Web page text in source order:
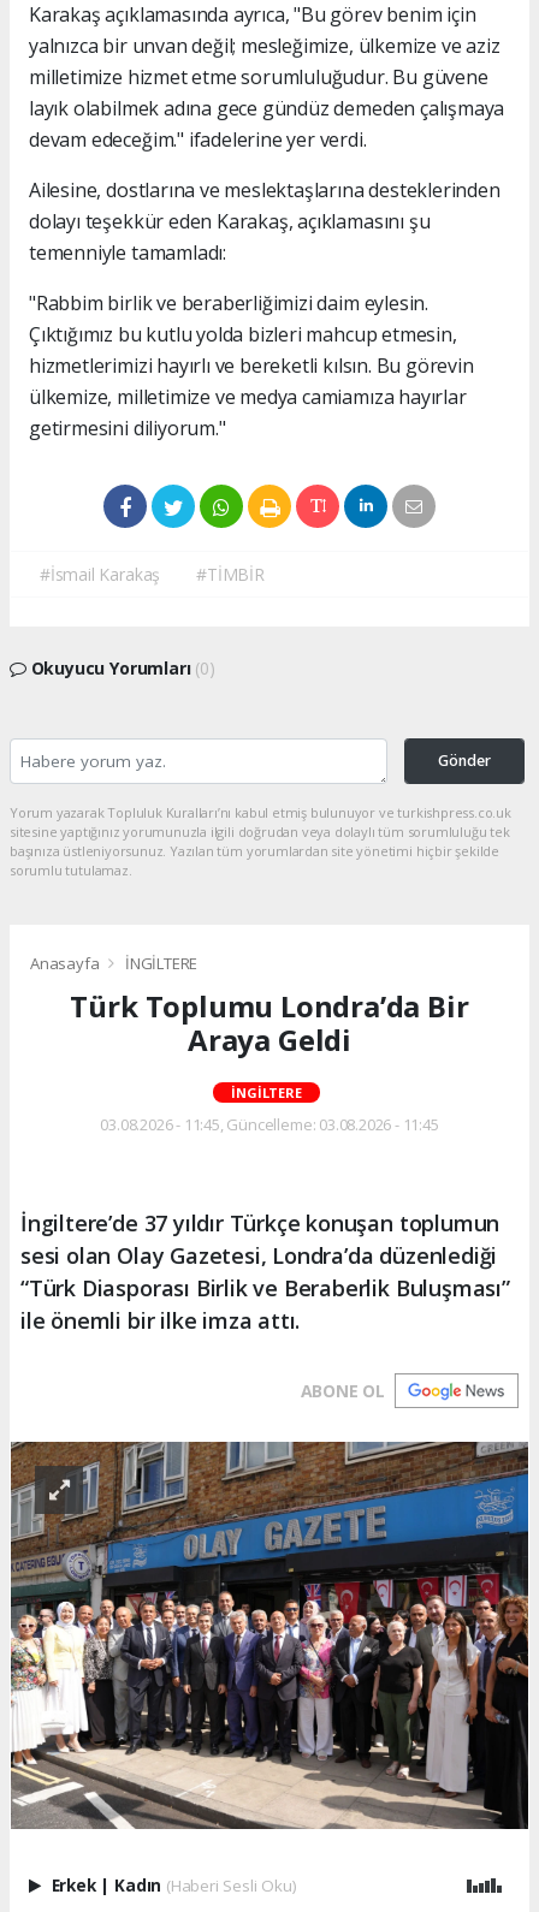
Karakaş açıklamasında ayrıca, "Bu görev benim için
yalnızca bir unvan değil; mesleğimize, ülkemize ve aziz
milletimize hizmet etme sorumluluğudur. Bu güvene
layık olabilmek adına gece gündüz demeden çalışmaya
devam edeceğim." ifadelerine yer verdi.
Ailesine, dostlarına ve meslektaşlarına desteklerinden
dolayı teşekkür eden Karakaş, açıklamasını şu
temenniyle tamamladı:
"Rabbim birlik ve beraberliğimizi daim eylesin.
Çıktığımız bu kutlu yolda bizleri mahcup etmesin,
hizmetlerimizi hayırlı ve bereketli kılsın. Bu görevin
ülkemize, milletimize ve medya camiamıza hayırlar
getirmesini diliyorum."
#İsmail Karakaş #TİMBİR
Okuyucu Yorumları (0)
Gönder
Yorum yazarak Topluluk Kuralları’nı kabul etmiş bulunuyor ve turkishpress.co.uk
sitesine yaptığınız yorumunuzla ilgili doğrudan veya dolaylı tüm sorumluluğu tek
başınıza üstleniyorsunuz. Yazılan tüm yorumlardan site yönetimi hiçbir şekilde
sorumlu tutulamaz.
Anasayfa İNGİLTERE
Türk Toplumu Londra’da Bir
Araya Geldi
İNGİLTERE
03.08.2026 - 11:45, Güncelleme: 03.08.2026 - 11:45
İngiltere’de 37 yıldır Türkçe konuşan toplumun
sesi olan Olay Gazetesi, Londra’da düzenlediği
“Türk Diasporası Birlik ve Beraberlik Buluşması”
ile önemli bir ilke imza attı.
ABONE OL
Erkek | Kadın (Haberi Sesli Oku)